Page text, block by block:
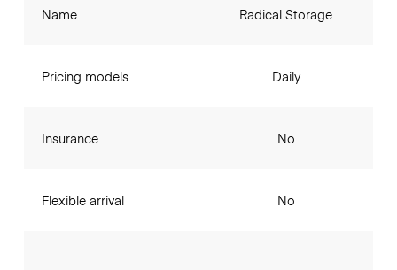
Name
Pricing models
Insurance
Flexible arrival
Radical Storage
Daily
No
No